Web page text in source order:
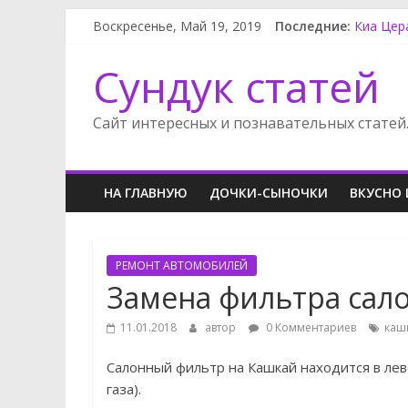
Воскресенье, Май 19, 2019 Последние: Киа
Сундук статей
Сайт интересных и познавательных статей.
НА ГЛАВНУЮ ДОЧКИ-СЫНОЧКИ ВКУСНО
РЕМОНТ АВТОМОБИЛЕЙ
Замена фильтра
11.01.2018 автор 0 Комментариев
Салонный фильтр на Кашкай находится в
газа).